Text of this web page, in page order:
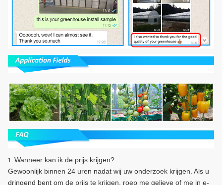
1. Wanneer kan ik de prijs krijgen?
Gewoonlijk binnen 24 uren nadat wij uw onderzoek krijgen. Als u
dringend bent om de prijs te krijgen, roep me gelieve of me in e-